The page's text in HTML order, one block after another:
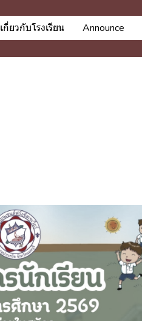
เกี่ยวกับโรงเรียน Announce